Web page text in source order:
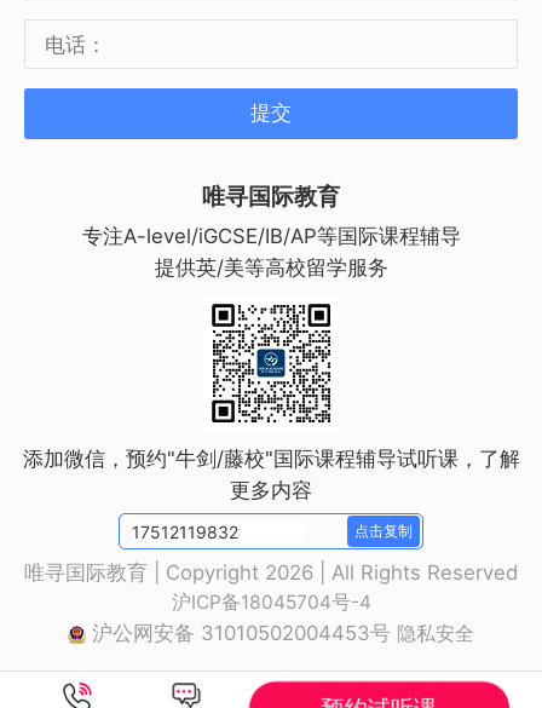
考试期间，考生家长可参加学校课程说明
会以了解学校详情、国际高中课程特点及
相关上海国际教育政策。
携带资料及物品：
*证件照一张（1寸，请在照片背后写上姓
*有效身份证明原件（身份证或护照原件以
备监考老师查验）
重要提醒：未携带以上资料者无法参加考
试。
*考试文具：可携带黑色圆珠笔、水笔、铅
笔、橡皮、三角尺、计算器等，
提交
唯寻国际教育
专注A-level/iGCSE/IB/AP等国际课程辅导
提供英/美等高校留学服务
添加微信，预约"牛剑/藤校"国际课程辅导试听课，了解
更多内容
点击复制
唯寻国际教育 | Copyright 2026 | All Rights Reserved
沪ICP备18045704号-4
沪公网安备 31010502004453号 隐私安全